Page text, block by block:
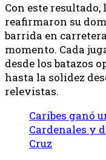
Con este resultado,
reafirmaron su
barrida en
momento. Cada
desde los batazos
hasta la solidez
relevistas.
Caribes ganó
Cardenales y
Cruz